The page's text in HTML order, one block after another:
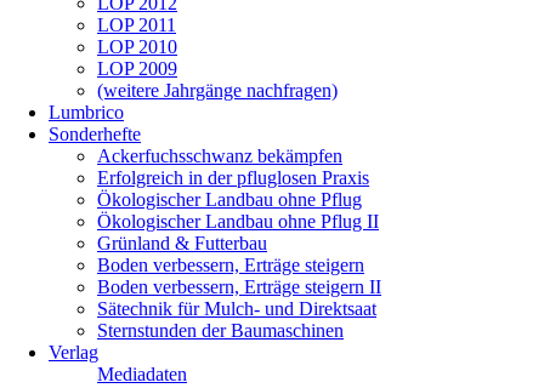
LOP 2011
LOP 2010
LOP 2009
(weitere Jahrgänge nachfragen)
Lumbrico
Sonderhefte
Ackerfuchsschwanz bekämpfen
Erfolgreich in der pfluglosen Praxis
Ökologischer Landbau ohne Pflug
Ökologischer Landbau ohne Pflug II
Grünland & Futterbau
Boden verbessern, Erträge steigern
Boden verbessern, Erträge steigern II
Sätechnik für Mulch- und Direktsaat
Sternstunden der Baumaschinen
Verlag
Mediadaten